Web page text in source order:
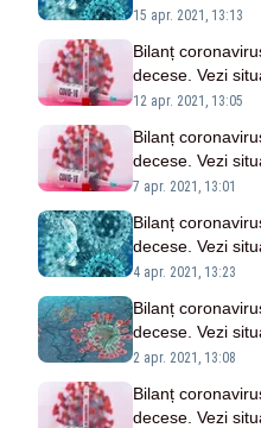
15 apr. 2021, 13:13
Bilanț
decese. Vezi
12 apr. 2021, 13:05
Bilanț
decese. Vezi
7 apr. 2021, 13:01
Bilanț coronavirus: 4.151 de cazuri noi și
decese. Vezi
4 apr. 2021, 13:23
Bilanț coronavirus: 5.808 de cazuri noi și
decese. Vezi
2 apr. 2021, 13:08
Bilanț
decese. Vezi